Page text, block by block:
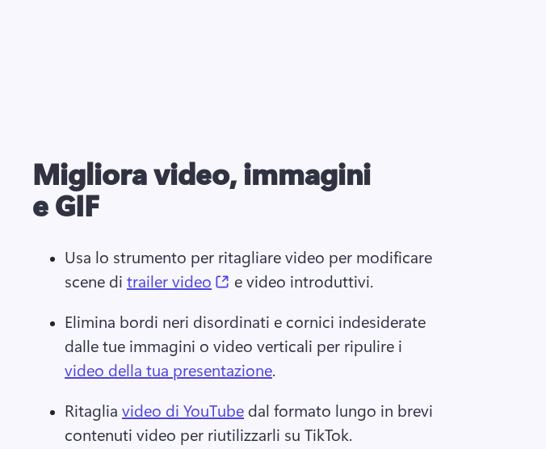
Migliora video, immagini
e GIF
Usa lo strumento per ritagliare video per modificare
scene di trailer video (opens in a new tab)
e video introduttivi.
Elimina bordi neri disordinati e cornici indesiderate
dalle tue immagini o video verticali per ripulire i
video della tua presentazione.
Ritaglia video di YouTube dal formato lungo in brevi
contenuti video per riutilizzarli su TikTok.